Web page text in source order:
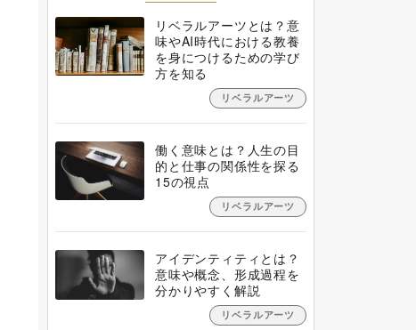
リベラルアーツとは？意
味やAI時代における教養
を身につけるための学び
方を知る
リベラルアーツ
働く意味とは？人生の目
的と仕事の関係性を探る
15の視点
リベラルアーツ
アイデンティティとは？
意味や概念、形成過程を
分かりやすく解説
リベラルアーツ